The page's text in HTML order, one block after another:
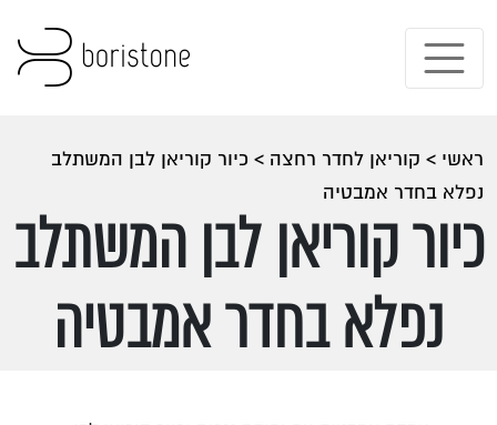
ראשי > קוריאן לחדר רחצה > כיור קוריאן לבן המשתלב
נפלא בחדר אמבטיה
כיור קוריאן לבן המשתלב
נפלא בחדר אמבטיה